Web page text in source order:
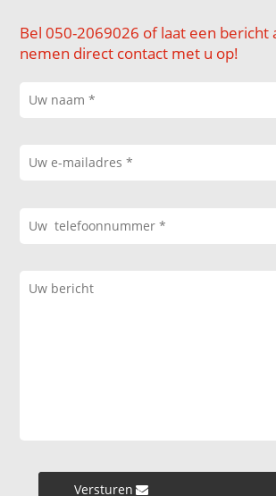
Bel 050-2069026 of laat een bericht
nemen direct contact met u op!
Versturen »